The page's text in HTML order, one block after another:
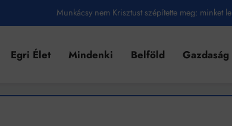
Munkácsy nem Krisztust szépítette meg: minket
Amikor a Tetris boldogabbá tesz, mint a
Egri Élet Mindenki Belföld Gazdaság